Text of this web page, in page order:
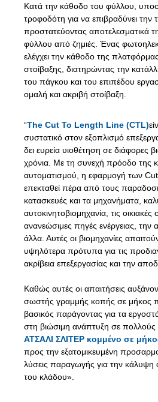
Κατά την κάθοδο του φύλλου,
τροφοδότη για να επιβραδύνει την
προστατεύοντας αποτελεσματικά
φύλλου από ζημιές. Ένας
ελέγχει την κάθοδο της
στοίβαξης, διατηρώντας την
του πάγκου και του επιπέδου
ομαλή και ακριβή στοίβαξη.
“The Cut To Length Line (CTL)
συστατικό στον εξοπλισμό
δει ευρεία υιοθέτηση σε διάφορες
χρόνια. Με τη συνεχή πρόοδο της
αυτοματισμού, η εφαρμογή των
επεκταθεί πέρα ​​από τους
κατασκευές και τα μηχανήματα,
αυτοκινητοβιομηχανία, τις οικιακές
ανανεώσιμες πηγές ενέργειας, την
άλλα. Αυτές οι βιομηχανίες
υψηλότερα πρότυπα για τις
ακρίβεια επεξεργασίας και την
Καθώς αυτές οι απαιτήσεις
σωστής γραμμής κοπής σε μήκος
βασικός παράγοντας για τα
στη βιώσιμη ανάπτυξη σε πολλούς
ΑΤΣΑΛΙ ΣΛΙΤΕΡ κομμένο σε
προς την εξατομικευμένη
λύσεις παραγωγής για την
του κλάδου».